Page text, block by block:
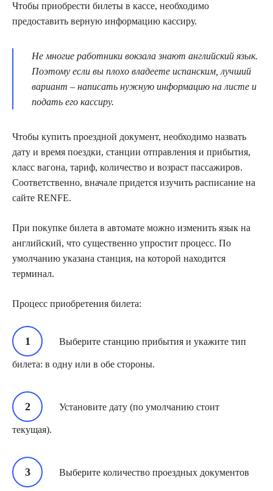
Чтобы приобрести билеты в кассе, необходимо
предоставить верную информацию кассиру.
Не многие работники вокзала знают английский язык.
Поэтому если вы плохо владеете испанским, лучший
вариант – написать нужную информацию на листе и
подать его кассиру.
Чтобы купить проездной документ, необходимо назвать
дату и время поездки, станции отправления и прибытия,
класс вагона, тариф, количество и возраст пассажиров.
Соответственно, вначале придется изучить расписание на
сайте RENFE.
При покупке билета в автомате можно изменить язык на
английский, что существенно упростит процесс. По
умолчанию указана станция, на которой находится
терминал.
Процесс приобретения билета:
Выберите станцию прибытия и укажите тип
билета: в одну или в обе стороны.
Установите дату (по умолчанию стоит
текущая).
Выберите количество проездных документов